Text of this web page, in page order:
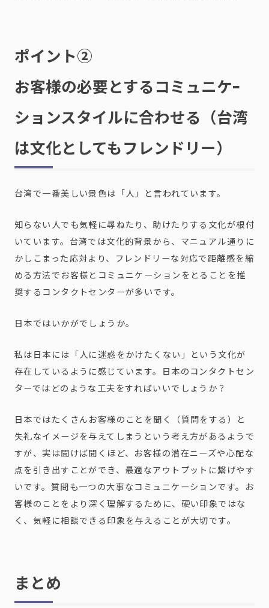
ポイント②
お客様の必要とするコミュニケｰ
ションスタイルに合わせる（台湾
は文化としてもフレンドリー）
台湾で一番美しい景色は「人」と言われています。
知らない人でも気軽に尋ねたり、助けたりする文化が根付
いています。台湾では文化的背景から、マニュアル通りに
かしこまった応対より、フレンドリーな対応で距離感を縮
める方法でお客様とコミュニケーションをとることを推
奨するコンタクトセンターが多いです。
日本ではいかがでしょうか。
私は日本には「人に迷惑をかけたくない」という文化が
存在しているように感じています。日本のコンタクトセン
ターではどのような工夫をすればいいでしょうか？
日本ではたくさんお客様のことを聞く（質問をする）と
失礼なイメージを与えてしまうという考え方があるようで
すが、実は聞けば聞くほど、お客様の潜在ニーズや心配な
点を引き出すことができ、最適なアウトプットに繋げやす
いです。質問も一つの大事なコミュニケーションです。お
客様のことをより深く理解するために、硬い印象ではな
く、気軽に相談できる印象を与えることが大切です。
まとめ